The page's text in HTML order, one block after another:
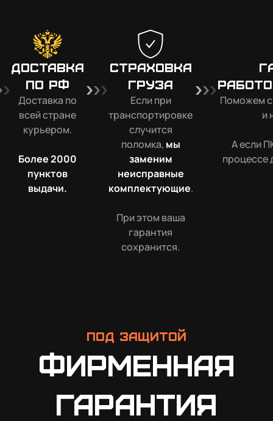
Доставка
по РФ
Доставка по
всей стране
курьером.
Более 2000
пунктов
выдачи.
Страховка
груза
Если при
транспортировке
случится
поломка, мы
заменим
неисправные
комплектующие.
При этом ваша
гарантия
сохранится.
Поможем
и
А если
процессе
Под защитой
Фирменная
гарантия